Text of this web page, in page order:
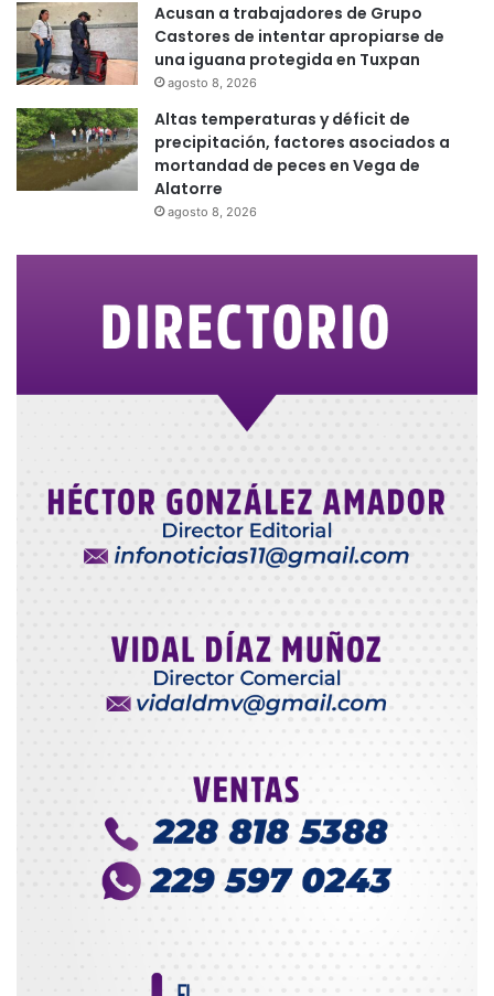
Acusan a trabajadores de Grupo
Castores de intentar apropiarse de
una iguana protegida en Tuxpan
agosto 8, 2026
Altas temperaturas y déficit de
precipitación, factores asociados a
mortandad de peces en Vega de
Alatorre
agosto 8, 2026